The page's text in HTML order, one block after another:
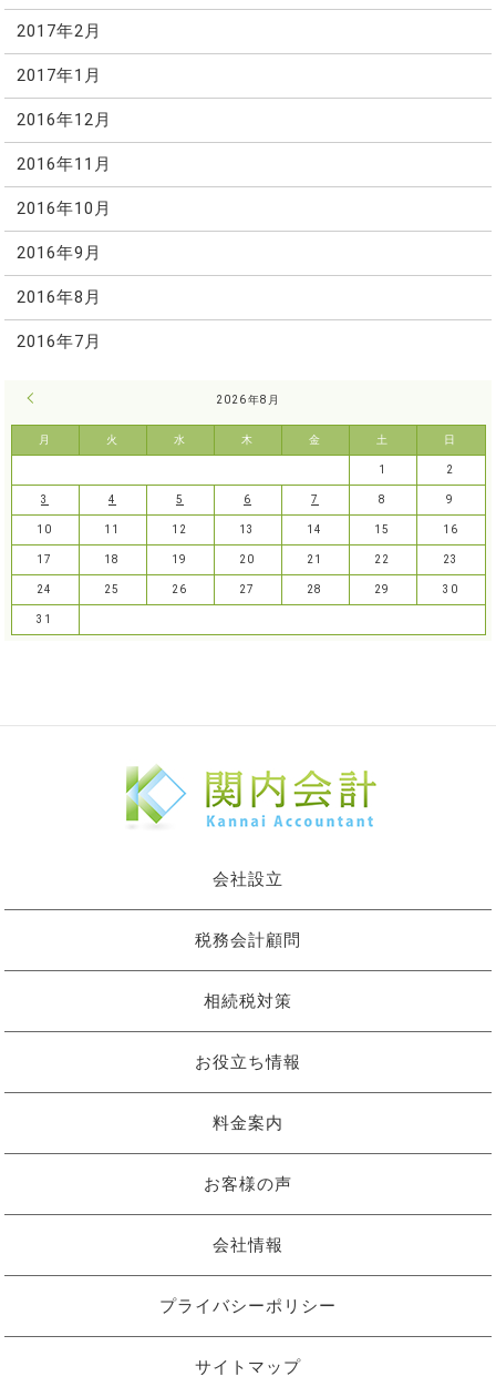
2017年2月
2017年1月
2016年12月
2016年11月
2016年10月
2016年9月
2016年8月
2016年7月
2026年8月
月 火 水 木 金 土 日
1 2
3 4 5 6 7 8 9
10 11 12 13 14 15 16
17 18 19 20 21 22 23
24 25 26 27 28 29 30
31
会社設立
税務会計顧問
相続税対策
お役立ち情報
料金案内
お客様の声
会社情報
プライバシーポリシー
サイトマップ